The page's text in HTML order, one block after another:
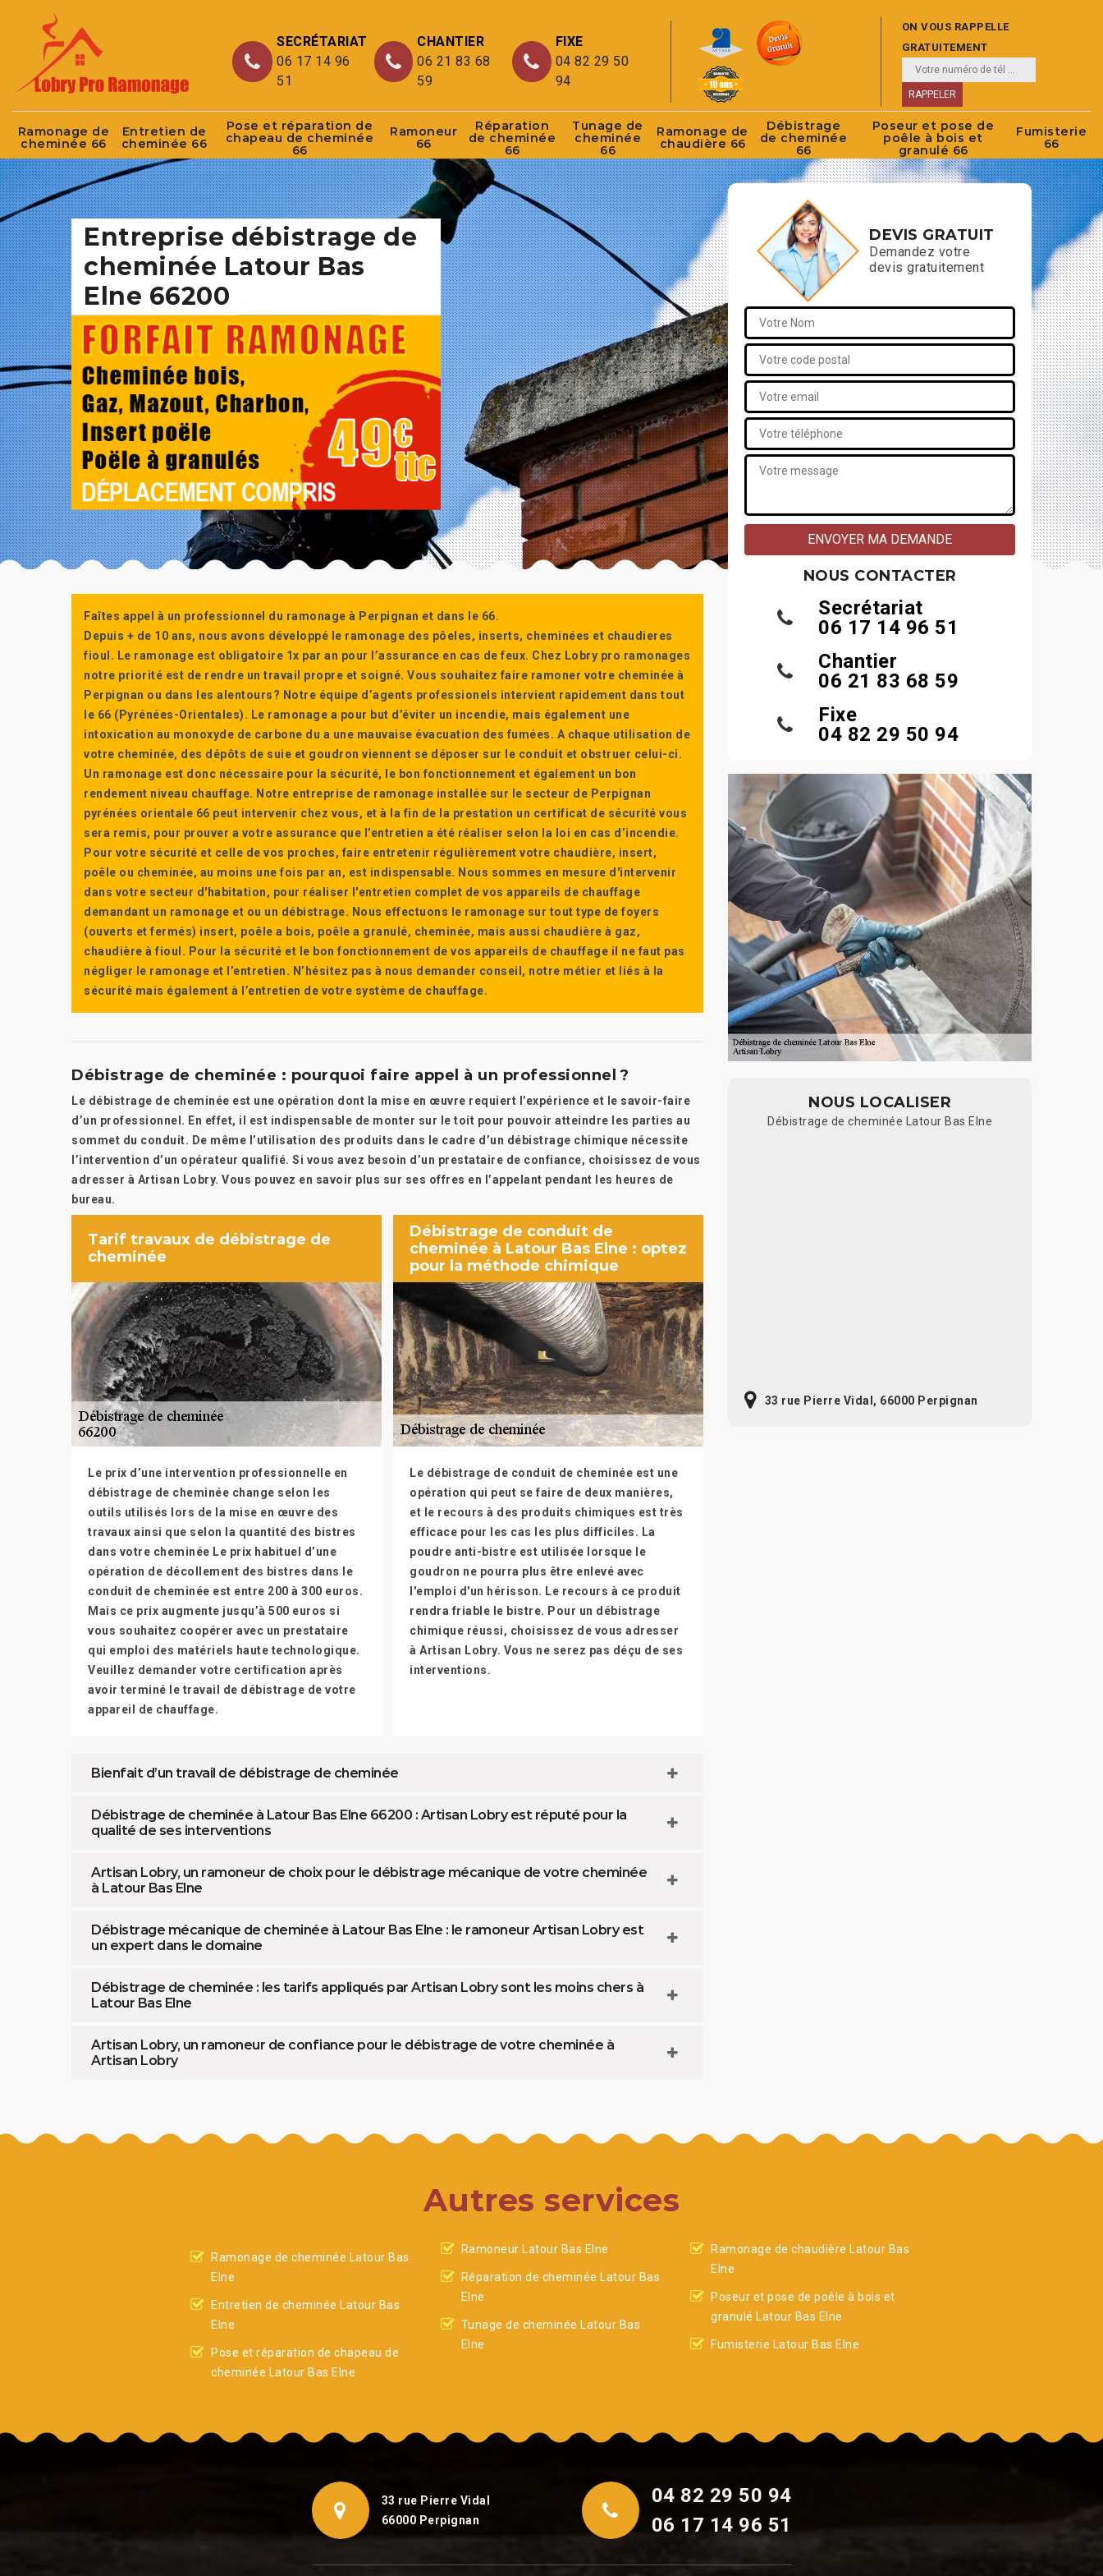
SECRÉTARIAT
06 17 14 96
51
CHANTIER
06 21 83 68
59
FIXE
04 82 29 50
94
ON VOUS RAPPELLE
GRATUITEMENT
Ramonage de
cheminée 66
Entretien de
cheminée 66
Pose et réparation de
chapeau de cheminée
66
Ramoneur
66
Réparation
de cheminée
66
Tunage de
cheminée
66
Ramonage de
chaudière 66
Débistrage
de cheminée
66
Poseur et pose de
poêle à bois et
granulé 66
Fumisterie
66
Entreprise débistrage de
cheminée Latour Bas
Elne 66200
Faîtes appel à un professionnel du ramonage à Perpignan et dans le 66.
Depuis + de 10 ans, nous avons développé le ramonage des pôeles, inserts, cheminées et chaudieres
fioul. Le ramonage est obligatoire 1x par an pour l’assurance en cas de feux. Chez Lobry pro ramonages
notre priorité est de rendre un travail propre et soigné. Vous souhaitez faire ramoner votre cheminée à
Perpignan ou dans les alentours? Notre équipe d’agents professionels intervient rapidement dans tout
le 66 (Pyrénées-Orientales). Le ramonage a pour but d’éviter un incendie, mais également une
intoxication au monoxyde de carbone du a une mauvaise évacuation des fumées. A chaque utilisation de
votre cheminée, des dépôts de suie et goudron viennent se déposer sur le conduit et obstruer celui-ci.
Un ramonage est donc nécessaire pour la sécurité, le bon fonctionnement et également un bon
rendement niveau chauffage. Notre entreprise de ramonage installée sur le secteur de Perpignan
pyrénées orientale 66 peut intervenir chez vous, et à la fin de la prestation un certificat de sécurité vous
sera remis, pour prouver a votre assurance que l’entretien a été réaliser selon la loi en cas d’incendie.
Pour votre sécurité et celle de vos proches, faire entretenir régulièrement votre chaudière, insert,
poêle ou cheminée, au moins une fois par an, est indispensable. Nous sommes en mesure d'intervenir
dans votre secteur d'habitation, pour réaliser l'entretien complet de vos appareils de chauffage
demandant un ramonage et ou un débistrage. Nous effectuons le ramonage sur tout type de foyers
(ouverts et fermés) insert, poêle a bois, poêle a granulé, cheminée, mais aussi chaudière à gaz,
chaudière à fioul. Pour la sécurité et le bon fonctionnement de vos appareils de chauffage il ne faut pas
négliger le ramonage et l’entretien. N’hésitez pas à nous demander conseil, notre métier et liés à la
sécurité mais également à l’entretien de votre système de chauffage.
Débistrage de cheminée : pourquoi faire appel à un professionnel ?
Le débistrage de cheminée est une opération dont la mise en œuvre requiert l’expérience et le savoir-faire
d’un professionnel. En effet, il est indispensable de monter sur le toit pour pouvoir atteindre les parties au
sommet du conduit. De même l’utilisation des produits dans le cadre d’un débistrage chimique nécessite
l’intervention d’un opérateur qualifié. Si vous avez besoin d’un prestataire de confiance, choisissez de vous
adresser à Artisan Lobry. Vous pouvez en savoir plus sur ses offres en l’appelant pendant les heures de
bureau.
Tarif travaux de débistrage de
cheminée
Le prix d’une intervention professionnelle en
débistrage de cheminée change selon les
outils utilisés lors de la mise en œuvre des
travaux ainsi que selon la quantité des bistres
dans votre cheminée Le prix habituel d’une
opération de décollement des bistres dans le
conduit de cheminée est entre 200 à 300 euros.
Mais ce prix augmente jusqu’à 500 euros si
vous souhaitez coopérer avec un prestataire
qui emploi des matériels haute technologique.
Veuillez demander votre certification après
avoir terminé le travail de débistrage de votre
appareil de chauffage.
Débistrage de conduit de
cheminée à Latour Bas Elne : optez
pour la méthode chimique
Le débistrage de conduit de cheminée est une
opération qui peut se faire de deux manières,
et le recours à des produits chimiques est très
efficace pour les cas les plus difficiles. La
poudre anti-bistre est utilisée lorsque le
goudron ne pourra plus être enlevé avec
l'emploi d'un hérisson. Le recours à ce produit
rendra friable le bistre. Pour un débistrage
chimique réussi, choisissez de vous adresser
à Artisan Lobry. Vous ne serez pas déçu de ses
interventions.
Bienfait d’un travail de débistrage de cheminée
Débistrage de cheminée à Latour Bas Elne 66200 : Artisan Lobry est réputé pour la
qualité de ses interventions
Artisan Lobry, un ramoneur de choix pour le débistrage mécanique de votre cheminée
à Latour Bas Elne
Débistrage mécanique de cheminée à Latour Bas Elne : le ramoneur Artisan Lobry est
un expert dans le domaine
Débistrage de cheminée : les tarifs appliqués par Artisan Lobry sont les moins chers à
Latour Bas Elne
Artisan Lobry, un ramoneur de confiance pour le débistrage de votre cheminée à
Artisan Lobry
DEVIS GRATUIT
Demandez votre
devis gratuitement
NOUS CONTACTER
Secrétariat
06 17 14 96 51
Chantier
06 21 83 68 59
Fixe
04 82 29 50 94
NOUS LOCALISER
Débistrage de cheminée Latour Bas Elne
33 rue Pierre Vidal, 66000 Perpignan
Autres services
Ramonage de cheminée Latour Bas
Elne
Entretien de cheminée Latour Bas
Elne
Pose et réparation de chapeau de
cheminée Latour Bas Elne
Ramoneur Latour Bas Elne
Réparation de cheminée Latour Bas
Elne
Tunage de cheminée Latour Bas
Elne
Ramonage de chaudière Latour Bas
Elne
Poseur et pose de poêle à bois et
granulé Latour Bas Elne
Fumisterie Latour Bas Elne
33 rue Pierre Vidal
66000 Perpignan
04 82 29 50 94
06 17 14 96 51